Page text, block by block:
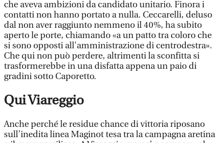
che aveva ambizioni da candidato unitario. Finora i
contatti non hanno portato a nulla. Ceccarelli, deluso
dal non aver raggiunto nemmeno il 40%, ha subito
aperto le porte, chiamando «a un patto tra coloro che
si sono opposti all'amministrazione di centrodestra».
Che qui non può perdere, altrimenti la sconfitta si
trasformerebbe in una disfatta appena un paio di
gradini sotto Caporetto.
Qui Viareggio
Anche perché le residue chance di vittoria riposano
sull’inedita linea Maginot tesa tra la campagna aretina